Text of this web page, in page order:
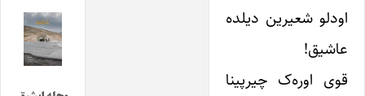
اودلو شعیرین دیلده
عاشیق!
قوی اوره‌ک چیرپینا